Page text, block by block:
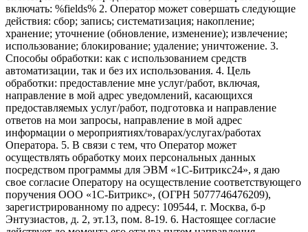
включать: %fields% 2. Оператор может совершать следующие
действия: сбор; запись; систематизация; накопление;
хранение; уточнение (обновление, изменение); извлечение;
использование; блокирование; удаление; уничтожение. 3.
Способы обработки: как с использованием средств
автоматизации, так и без их использования. 4. Цель
обработки: предоставление мне услуг/работ, включая,
направление в мой адрес уведомлений, касающихся
предоставляемых услуг/работ, подготовка и направление
ответов на мои запросы, направление в мой адрес
информации о мероприятиях/товарах/услугах/работах
Оператора. 5. В связи с тем, что Оператор может
осуществлять обработку моих персональных данных
посредством программы для ЭВМ «1С-Битрикс24», я даю
свое согласие Оператору на осуществление соответствующего
поручения ООО «1С-Битрикс», (ОГРН 5077746476209),
зарегистрированному по адресу: 109544, г. Москва, б-р
Энтузиастов, д. 2, эт.13, пом. 8-19. 6. Настоящее согласие